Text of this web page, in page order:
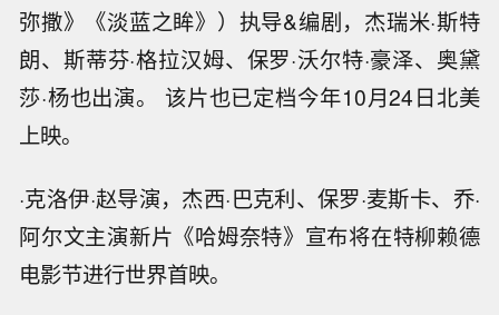
弥撒》《淡蓝之眸》）执导&编剧，杰瑞米·斯特
朗、斯蒂芬·格拉汉姆、保罗·沃尔特·豪泽、奥黛
莎·杨也出演。 该片也已定档今年10月24日北美
上映。
·克洛伊·赵导演，杰西·巴克利、保罗·麦斯卡、乔·
阿尔文主演新片《哈姆奈特》宣布将在特柳赖德
电影节进行世界首映。